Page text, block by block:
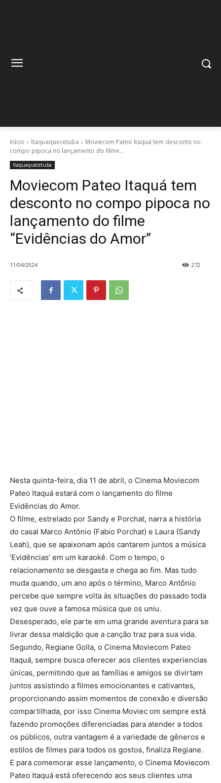
Início Itaquaquecetuba
Moviecom Pateo Itaquá tem desconto no
compo pipoca no lançamento do filme...
Itaquaquecetuba
Moviecom Pateo Itaquá tem
desconto no compo pipoca no
lançamento do filme
“Evidências do Amor”
11/04/2024 272
Nesta quinta-feira, dia 11 de abril, o Cinema Moviecom
Pateo Itaquá estará com o lançamento do filme
Evidências do Amor.
O filme, estrelado por Sandy e Porchat, narra a história
do casal Marco Antônio (Fabio Porchat) e Laura (Sandy
Leah), que se apaixonam após cantarem juntos a música
‘Evidências’ em um karaokê. Com o tempo, o
relacionamento se desgasta e chega ao fim. Mas tudo
muda quando, um ano após o término, Marco Antônio
percebe que sempre volta às situações do passado toda
vez que ouve a famosa música que os uniu.
Desesperado, ele parte em uma grande aventura para se
livrar dessa maldição que a canção traz para sua vida.
Segundo, Regiane Golla, o Cinema Moviecom Pateo
Itaquá, sempre busca oferecer aos clientes experiencias
únicas, permitindo que as famílias e amigos se divirtam
juntos assistindo a filmes emocionantes e cativantes,
proporcionando assim momentos de conexão e diversão
compartilhada, por isso Cinema Moviec om sempre está
fazendo promoções diferenciadas para atender a todos
os públicos, outra vantagem é a variedade de gêneros e
estilos de filmes para todos os gostos, finaliza Regiane.
E para comemorar esse lançamento, o Cinema Moviecom
Pateo Itaquá está oferecendo aos seus clientes uma